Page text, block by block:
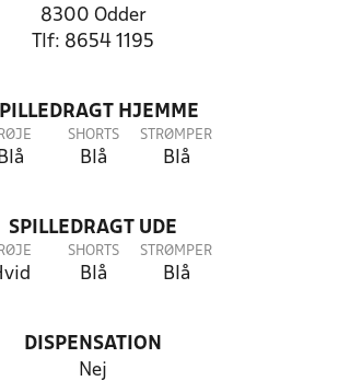
8300 Odder
Tlf: 8654 1195
HJEMME
Blå
SHORTS
Blå
STRØMPER
Blå
SPILLEDRAGT UDE
SHORTS
Blå
STRØMPER
Blå
DISPENSATION
Nej